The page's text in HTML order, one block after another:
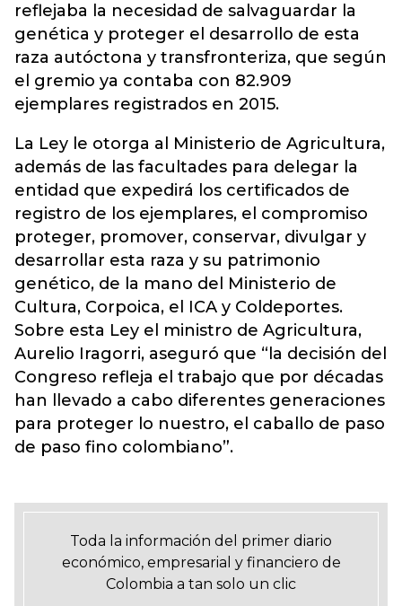
reflejaba la necesidad de salvaguardar la
genética y proteger el desarrollo de esta
raza autóctona y transfronteriza, que según
el gremio ya contaba con 82.909
ejemplares registrados en 2015.
La Ley le otorga al Ministerio de Agricultura,
además de las facultades para delegar la
entidad que expedirá los certificados de
registro de los ejemplares, el compromiso
proteger, promover, conservar, divulgar y
desarrollar esta raza y su patrimonio
genético, de la mano del Ministerio de
Cultura, Corpoica, el ICA y Coldeportes.
Sobre esta Ley el ministro de Agricultura,
Aurelio Iragorri, aseguró que “la decisión del
Congreso refleja el trabajo que por décadas
han llevado a cabo diferentes generaciones
para proteger lo nuestro, el caballo de paso
de paso fino colombiano”.
Toda la información del primer diario
económico, empresarial y financiero de
Colombia a tan solo un clic